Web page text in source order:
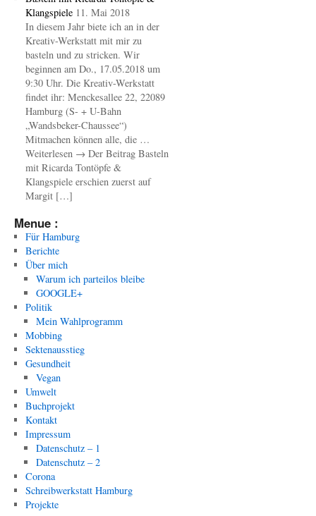
Klangspiele 11. Mai 2018
In diesem Jahr biete ich an in der
Kreativ-Werkstatt mit mir zu
basteln und zu stricken. Wir
beginnen am Do., 17.05.2018 um
9:30 Uhr. Die Kreativ-Werkstatt
findet ihr: Menckesallee 22, 22089
Hamburg (S- + U-Bahn
„Wandsbeker-Chaussee“)
Mitmachen können alle, die …
Weiterlesen → Der Beitrag Basteln
mit Ricarda Tontöpfe &
Klangspiele erschien zuerst auf
Margit […]
Menue :
Für Hamburg
Berichte
Über mich
Warum ich parteilos bleibe
GOOGLE+
Politik
Mein Wahlprogramm
Mobbing
Sektenausstieg
Gesundheit
Vegan
Umwelt
Buchprojekt
Kontakt
Impressum
Datenschutz – 1
Datenschutz – 2
Corona
Schreibwerkstatt Hamburg
Projekte